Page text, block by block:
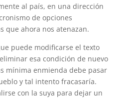
al país, en una dirección
de opciones
que ahora nos atenazan.
puede modificarse el texto
esa condición de nuevo
mínima enmienda debe pasar
y tal intento fracasaría.
con la suya para dejar un